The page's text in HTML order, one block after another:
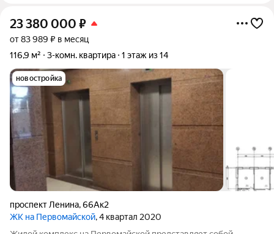
23 380 000 ₽
от 83 989 ₽ в месяц
116,9 м²
3-комн. квартира 1 этаж из 14
новостройка
проспект Ленина,66Ак2
ЖК на Первомайской, 4 квартал 2020